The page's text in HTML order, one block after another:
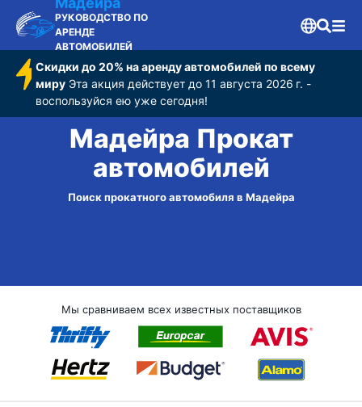
РУКОВОДСТВО ПО
АРЕНДЕ
АВТОМОБИЛЕЙ
Скидки до 20% на аренду автомобилей по всему
мируЭта акция действует до 11 августа 2026 г. -
воспользуйся ею уже сегодня!
Мадейра Прокат
автомобилей
Поиск прокатного автомобиля в Мадейра
Мы сравниваем всех известных поставщиков